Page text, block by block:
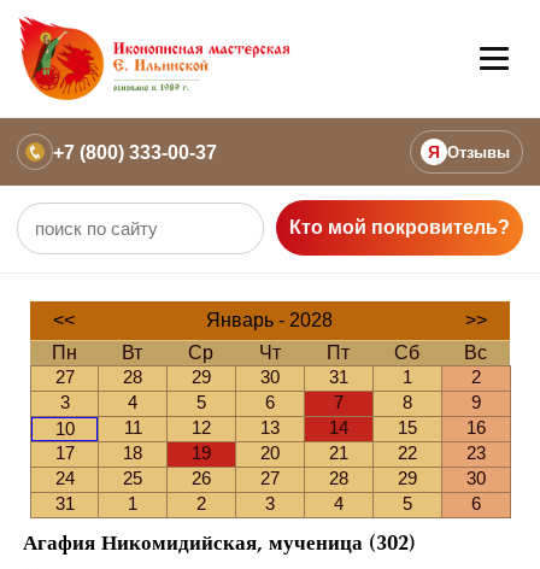
+7 (800) 333-00-37 Я Отзывы
Кто мой покровитель?
<< Январь - 2028
>>
Пн
Вт Ср Чт Пт Сб
Вс
27
28 29 30 31 1
2
3
4 5 6 7 8
9
10
11 12 13 14 15
16
17
18 19 20 21 22
23
24
25 26 27 28 29
30
31
1 2 3 4 5 6
Агафия Никомидийская, мученица (302)